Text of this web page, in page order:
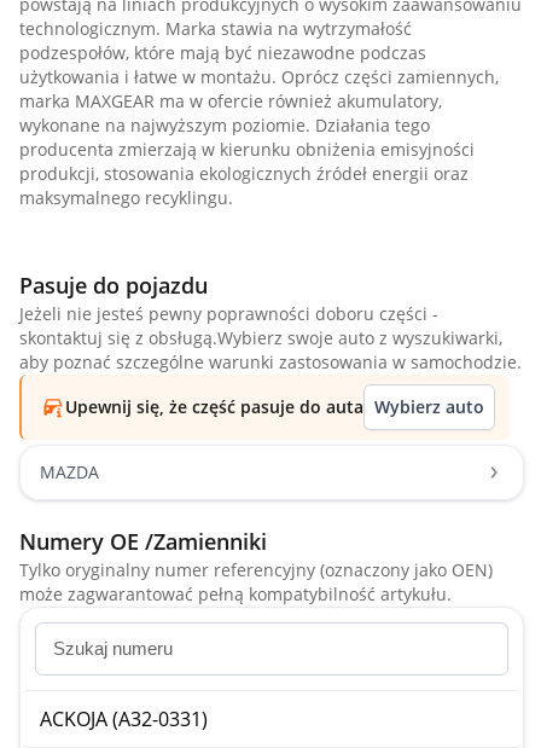
technologicznym. Marka stawia na wytrzymałość
podzespołów, które mają być niezawodne podczas
użytkowania i łatwe w montażu. Oprócz części zamiennych,
marka MAXGEAR ma w ofercie również akumulatory,
wykonane na najwyższym poziomie. Działania tego
producenta zmierzają w kierunku obniżenia emisyjności
produkcji, stosowania ekologicznych źródeł energii oraz
maksymalnego recyklingu.
Pasuje do pojazdu
Jeżeli nie jesteś pewny poprawności doboru części -
skontaktuj się z obsługą.Wybierz swoje auto z wyszukiwarki,
aby poznać szczególne warunki zastosowania w samochodzie.
Upewnij się, że część pasuje do auta Wybierz auto
MAZDA
Numery OE /Zamienniki
Tylko oryginalny numer referencyjny (oznaczony jako OEN)
może zagwarantować pełną kompatybilność artykułu.
ACKOJA (A32-0331)